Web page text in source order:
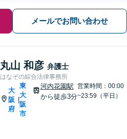
メールでお問い合わせ
丸山 和彦 弁護士
はなぞの綜合法律事務所
大
阪
府
東
大
阪
市
河内花園駅
から徒歩3分
営業時間：00:00
~23:59（平日）